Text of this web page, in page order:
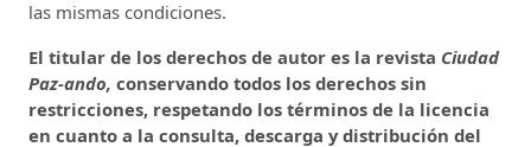
las mismas condiciones.
El titular de los derechos de autor es la revista Ciudad
Paz-ando, conservando todos los derechos sin
restricciones, respetando los términos de la licencia
en cuanto a la consulta, descarga y distribución del